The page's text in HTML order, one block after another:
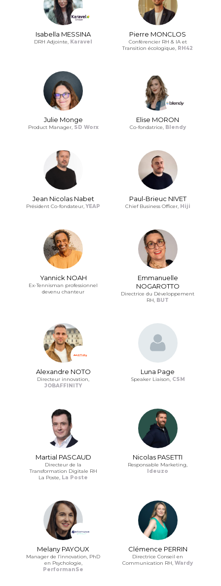
Isabella MESSINA
DRH Adjointe, Karavel
Pierre MONCLOS
Conférencier RH & IA et
Transition écologique, RH42
Julie Monge
Product Manager, SD Worx
Elise MORON
Co-fondatrice, Blendy
Jean Nicolas Nabet
Président Co-fondateur,YEAP
Paul-Brieuc NIVET
Chief Business Officer, Hiji
Yannick NOAH
Ex-Tennisman professionnel
devenu chanteur
Emmanuelle
NOGAROTTO
Directrice du Développement
RH, BUT
Alexandre NOTO
Directeur innovation,
JOBAFFINITY
Luna Page
Speaker Liaison, CSM
Martial PASCAUD
Directeur de la
Transformation Digitale RH
La Poste, La Poste
Nicolas PASETTI
Responsable Marketing,
Ideuzo
Melany PAYOUX
Manager de l’innovation, PhD
en Psychologie,
PerformanSe
Clémence PERRIN
Directrice Conseil en
Communication RH,Wardy